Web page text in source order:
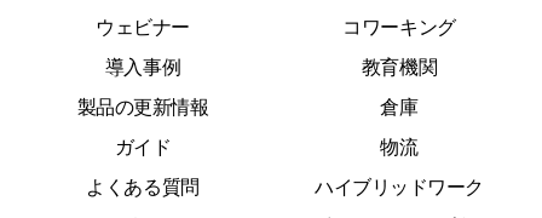
ウェビナー
導入事例
製品の更新情報
ガイド
よくある質問
コワーキング
教育機関
倉庫
物流
ハイブリッドワーク